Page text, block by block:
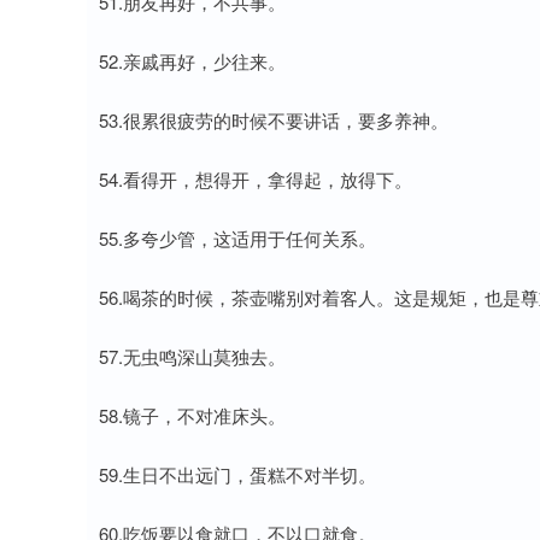
52.亲戚再好，少往来。
53.很累很疲劳的时候不要讲话，要多养神。
54.看得开，想得开，拿得起，放得下。
55.多夸少管，这适用于任何关系。
56.喝茶的时候，茶壶嘴别对着客人。这是规矩，也是
57.无虫鸣深山莫独去。
58.镜子，不对准床头。
59.生日不出远门，蛋糕不对半切。
60.吃饭要以食就口，不以口就食。